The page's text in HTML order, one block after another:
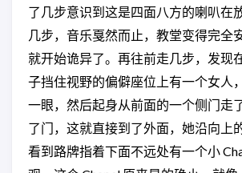
了几步意识到这是四面八方的喇叭在
几步，音乐戛然而止，教堂变得完全
就开始诡异了。再往前走几步，发现
子挡住视野的偏僻座位上有一个女人
一眼，然后起身从前面的一个侧门走
了门，这就直接到了外面，她沿向上
看到路牌指着下面不远处有一个小